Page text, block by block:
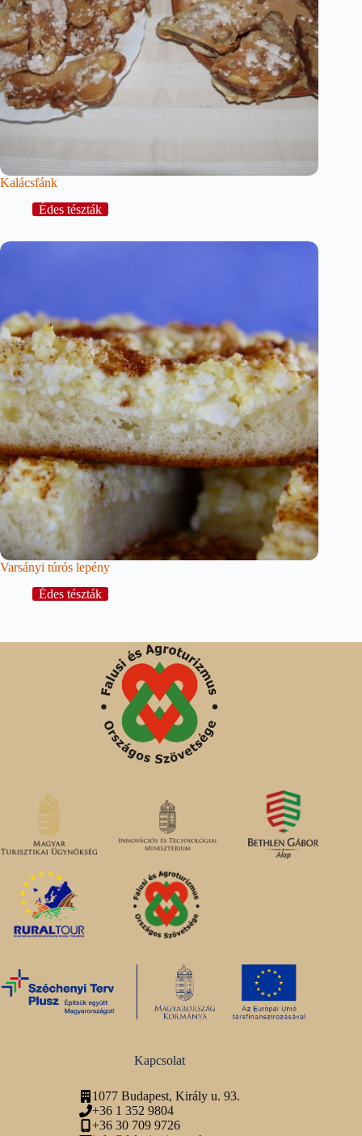
Kalácsfánk
Édes tészták
Varsányi túrós lepény
Édes tészták
Kapcsolat
1077 Budapest, Király u. 93.
+36 1 352 9804
+36 30 709 9726